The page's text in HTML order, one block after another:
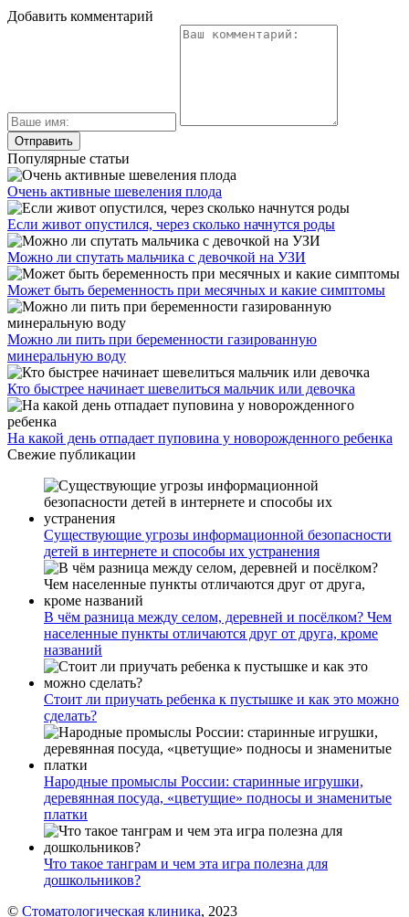
Добавить комментарий
Популярные статьи
Очень активные шевеления плода
Если живот опустился, через сколько начнутся роды
Можно ли спутать мальчика с девочкой на УЗИ
Может быть беременность при месячных и какие симптомы
Можно ли пить при беременности газированную
минеральную воду
Кто быстрее начинает шевелиться мальчик или девочка
На какой день отпадает пуповина у новорожденного ребенка
Свежие публикации
Существующие угрозы информационной безопасности
детей в интернете и способы их устранения
В чём разница между селом, деревней и посёлком? Чем
населенные пункты отличаются друг от друга, кроме
названий
Стоит ли приучать ребенка к пустышке и как это можно
сделать?
Народные промыслы России: старинные игрушки,
деревянная посуда, «цветущие» подносы и знаменитые
платки
Что такое танграм и чем эта игра полезна для
дошкольников?
© Стоматологическая клиника, 2023